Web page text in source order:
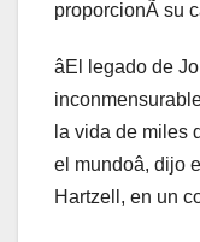
proporcionÃ su
âEl legado de
la vida de miles
el mundoâ, dijo
Hartzell, en un